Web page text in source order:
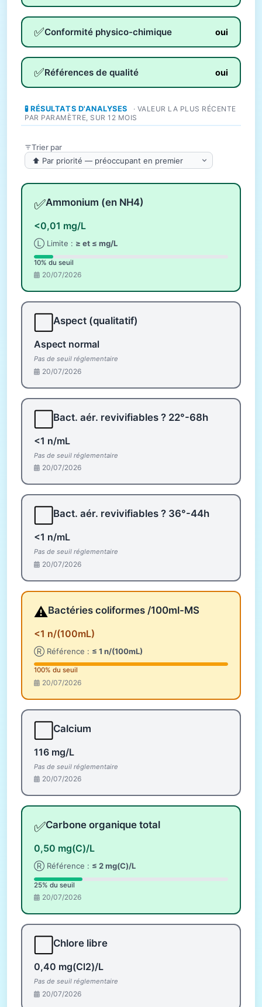
✅Conformité physico-chimique oui
✅Références de qualité oui
🧪 RÉSULTATS D'ANALYSES
· VALEUR LA PLUS RÉCENTE
PAR PARAMÈTRE, SUR 12 MOIS
Trier par
✅Ammonium (en NH4)
<0,01 mg/L
Ⓛ Limite : ≥ et ≤ mg/L
10% du seuil
20/07/2026
Aspect (qualitatif)
Aspect normal
Pas de seuil réglementaire
20/07/2026
Bact. aér. revivifiables ? 22°-68h
<1 n/mL
Pas de seuil réglementaire
20/07/2026
Bact. aér. revivifiables ? 36°-44h
<1 n/mL
Pas de seuil réglementaire
20/07/2026
⚠️Bactéries coliformes /100ml-MS
<1 n/(100mL)
Ⓡ Référence : ≤ 1 n/(100mL)
100% du seuil
20/07/2026
Calcium
116 mg/L
Pas de seuil réglementaire
20/07/2026
✅Carbone organique total
0,50 mg(C)/L
Ⓡ Référence : ≤ 2 mg(C)/L
25% du seuil
20/07/2026
Chlore libre
0,40 mg(Cl2)/L
Pas de seuil réglementaire
20/07/2026